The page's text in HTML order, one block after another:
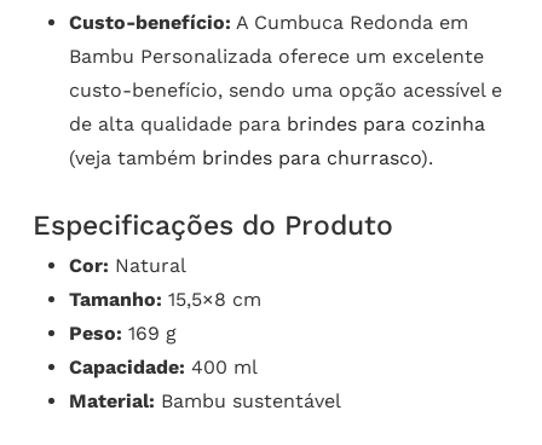
Custo-benefício: A Cumbuca Redonda em
Bambu Personalizada oferece um excelente
custo-benefício, sendo uma opção acessível e
de alta qualidade para brindes para cozinha
(veja também brindes para churrasco).
Especificações do Produto
Cor: Natural
Tamanho: 15,5×8 cm
Peso: 169 g
Capacidade: 400 ml
Material: Bambu sustentável